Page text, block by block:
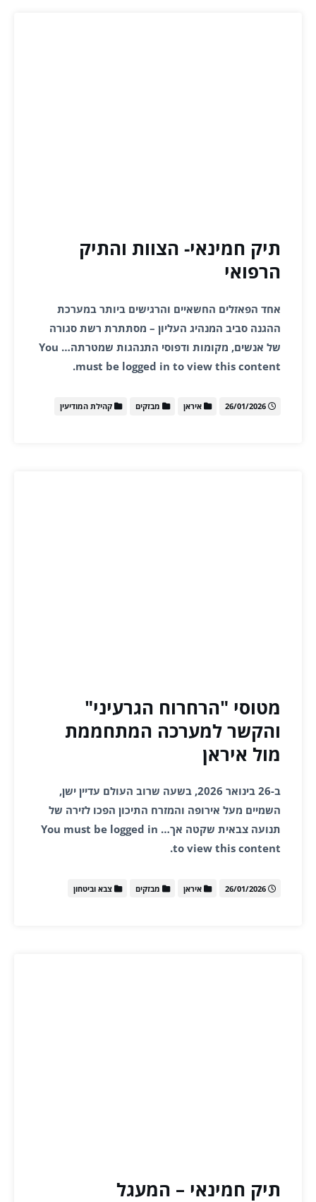
תיק חמינאי- הצוות והתיק
הרפואי
אחד הפאזלים החשאיים והרגישים ביותר במערכת
ההגנה סביב המנהיג העליון – מסתתרת רשת סגורה
של אנשים, מקומות ודפוסי התנהגות שמטרתה… You
must be logged in to view this content.
26/01/2026 איראן מבזקים קהילת המודיעין
מטוסי "הרחרוח הגרעיני"
והקשר למערכה המתחממת
מול איראן
ב-26 בינואר 2026, בשעה שרוב העולם עדיין ישן,
השמיים מעל אירופה והמזרח התיכון הפכו לזירה של
תנועה צבאית שקטה אך… You must be logged in
to view this content.
26/01/2026 איראן מבזקים צבא וביטחון
תיק חמינאי – המעגל